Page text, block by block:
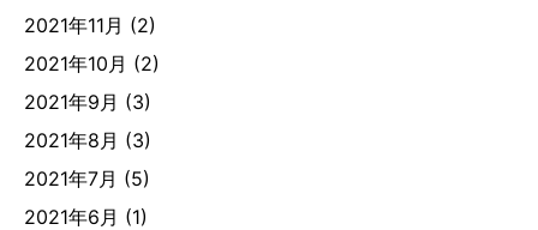
2021年11月 (2)
2021年10月 (2)
2021年9月 (3)
2021年8月 (3)
2021年7月 (5)
2021年6月 (1)